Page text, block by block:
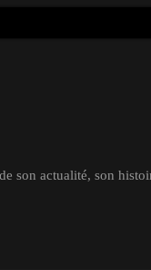
son actualité, son